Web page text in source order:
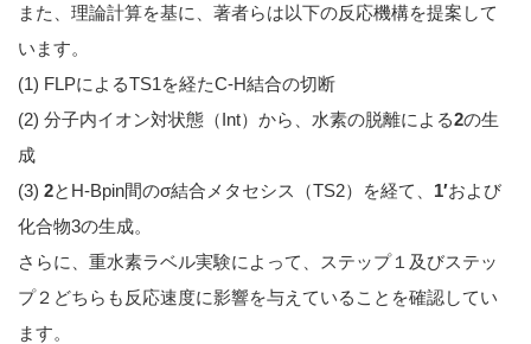
また、理論計算を基に、著者らは以下の反応機構を提案して
います。
(1) FLPによるTS1を経たC-H結合の切断
(2) 分子内イオン対状態（Int）から、水素の脱離による2の生
成
(3) 2とH-Bpin間のσ結合メタセシス（TS2）を経て、 1′および
化合物3の生成。
さらに、重水素ラベル実験によって、ステップ１及びステッ
プ２どちらも反応速度に影響を与えていることを確認してい
ます。